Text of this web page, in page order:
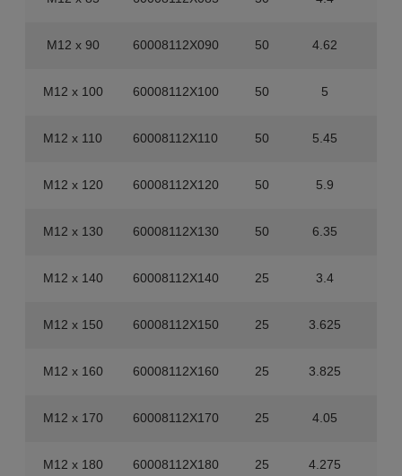
M12 x 90 60008112X090 50 4.62
M12 x 100 60008112X100 50 5
M12 x 110 60008112X110 50 5.45
M12 x 120 60008112X120 50 5.9
M12 x 130 60008112X130 50 6.35
M12 x 140 60008112X140 25 3.4
M12 x 150 60008112X150 25 3.625
M12 x 160 60008112X160 25 3.825
M12 x 170 60008112X170 25 4.05
M12 x 180 60008112X180 25 4.275